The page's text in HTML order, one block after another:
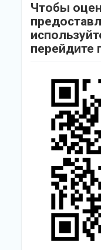
Чтобы
перейдите